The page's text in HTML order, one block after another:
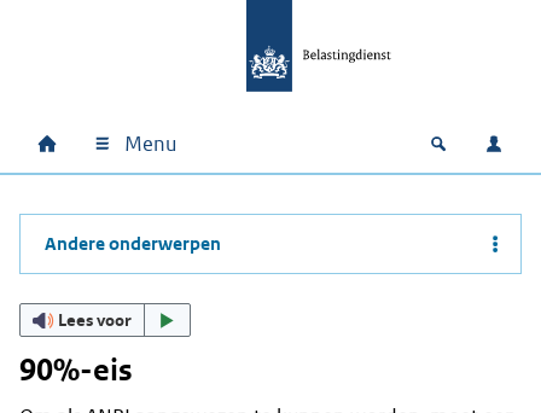
Hoofdnavigatie
Home Menu Open
Andere onderwerpen
Lees voor
90%-eis